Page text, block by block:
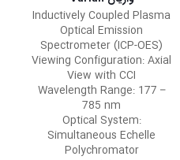
Inductively Coupled Plasma
Optical Emission
Spectrometer (ICP-OES)
Viewing Configuration: Axial
View with CCI
Wavelength Range: 177 –
785 nm
Optical System:
Simultaneous Echelle
Polychromator